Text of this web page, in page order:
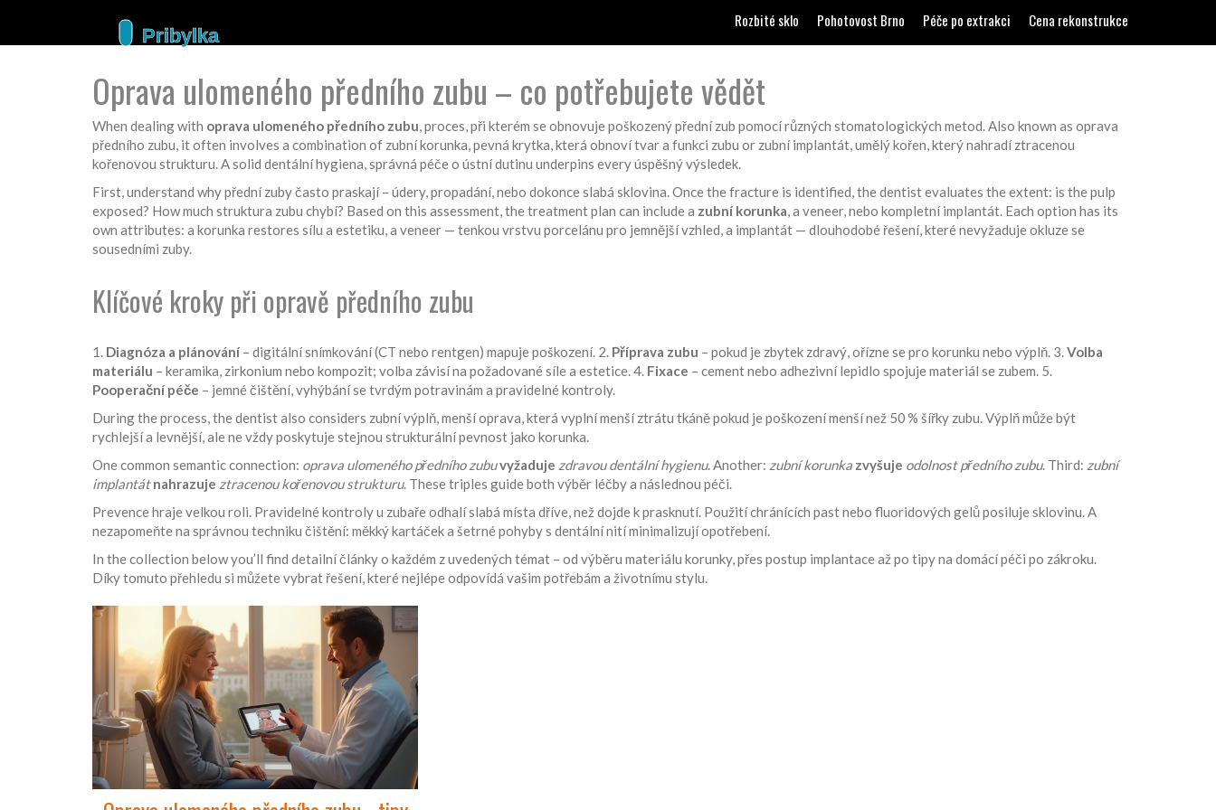
Rozbité sklo Pohotovost Brno Péče po extrakci Cena rekonstrukce
Oprava ulomeného předního zubu – co potřebujete vědět
When dealing with oprava ulomeného předního zubu,proces, při kterém se obnovuje poškozený přední zub pomocí různých stomatologických metod. Also known as oprava
předního zubu, it often involves a combination of zubní korunka,pevná krytka, která obnoví tvar a funkci zubu or zubní implantát,umělý kořen, který nahradí ztracenou
kořenovou strukturu. A solid dentální hygiena,správná péče o ústní dutinu underpins every úspěšný výsledek.
First, understand why přední zuby často praskají – údery, propadání, nebo dokonce slabá sklovina. Once the fracture is identified, the dentist evaluates the extent: is the pulp
exposed? How much struktura zubu chybí? Based on this assessment, the treatment plan can include a zubní korunka, a veneer, nebo kompletní implantát. Each option has its
own attributes: a korunka restores sílu a estetiku, a veneer — tenkou vrstvu porcelánu pro jemnější vzhled, a implantát — dlouhodobé řešení, které nevyžaduje okluze se
sousedními zuby.
Klíčové kroky při opravě předního zubu
1. Diagnóza a plánování– digitální snímkování (CT nebo rentgen) mapuje poškození. 2. Příprava zubu – pokud je zbytek zdravý, ořízne se pro korunku nebo výplň. 3.Volba
materiálu – keramika, zirkonium nebo kompozit; volba závisí na požadované síle a estetice. 4. Fixace – cement nebo adhezivní lepidlo spojuje materiál se zubem. 5.
Pooperační péče – jemné čištění, vyhýbání se tvrdým potravinám a pravidelné kontroly.
During the process, the dentist also considers zubní výplň,menší oprava, která vyplní menší ztrátu tkáněpokud je poškození menší než 50 % šířky zubu. Výplň může být
rychlejší a levnější, ale ne vždy poskytuje stejnou strukturální pevnost jako korunka.
One common semantic connection: oprava ulomeného předního zubuvyžaduje zdravou dentální hygienu. Another: zubní korunka zvyšuje odolnost předního zubu. Third: zubní
implantát nahrazuje ztracenou kořenovou strukturu. These triples guide both výběr léčby a následnou péči.
Prevence hraje velkou roli. Pravidelné kontroly u zubaře odhalí slabá místa dříve, než dojde k prasknutí. Použití chránících past nebo fluoridových gelů posiluje sklovinu. A
nezapomeňte na správnou techniku čištění: měkký kartáček a šetrné pohyby s dentální nití minimalizují opotřebení.
In the collection below you’ll find detailní články o každém z uvedených témat – od výběru materiálu korunky, přes postup implantace až po tipy na domácí péči po zákroku.
Díky tomuto přehledu si můžete vybrat řešení, které nejlépe odpovídá vašim potřebám a životnímu stylu.